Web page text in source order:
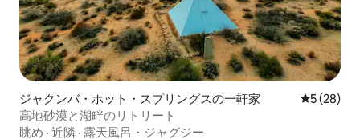
ジャクンバ・ホット・スプリングスの一軒家 レビュー
5 (28)
高地砂漠と湖畔のリトリート
眺め · 近隣 · 露天風呂・ジャグジー